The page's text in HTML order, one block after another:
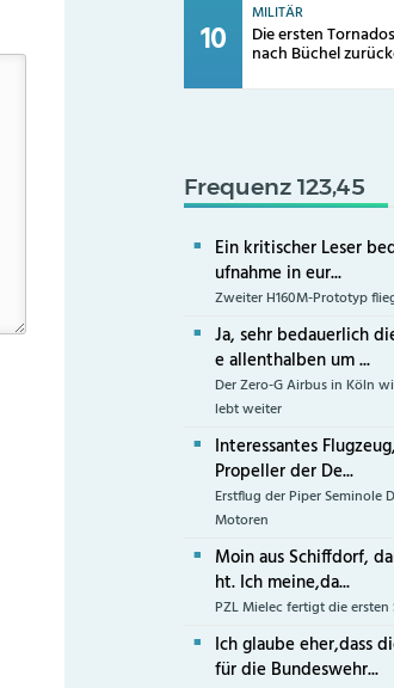
MILITÄR
Die ersten
nach Büchel
Frequenz 123,45
Ein kritischer Leser
ufnahme in eur...
Zweiter H160M-Prototyp
Ja, sehr bedauerlich
e allenthalben um ...
Der Zero-G Airbus in Köln
lebt weiter
Interessantes
Propeller der De...
Erstflug der Piper Seminole
Motoren
Moin aus Schiffdorf,
ht. Ich meine,da...
PZL Mielec fertigt die
Ich glaube eher,dass
für die Bundeswehr...